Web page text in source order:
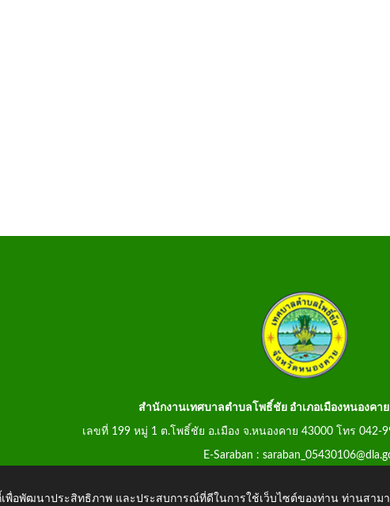
สำนักงานเทศบาลตำบลโพธิ์ชัย อำเภอเมืองหนองคา
เลขที่ 199 หมู่ 1 ต.โพธิ์ชัย อ.เมือง จ.หนองคาย 43000 โทร 042-
E-Saraban :
เพื่อพัฒนาประสิทธิภาพ และประสบการณ์ที่ดีในการใช้เว็บไซต์ของท่าน ท่านสาม